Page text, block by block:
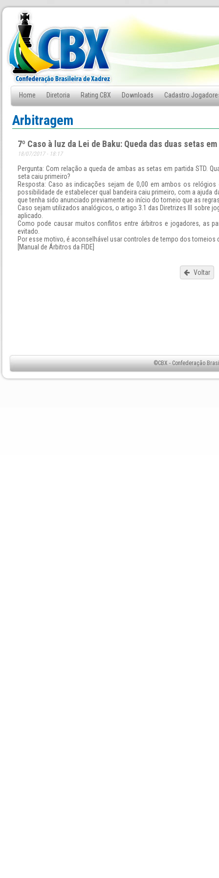
Home Diretoria Rating CBX Downloads Cadastro
Fale Conosco
Arbitragem
7º Caso à luz da Lei de Baku: Queda das duas setas
18/07/2017 - 18:17
Pergunta: Com relação a queda de ambas as setas em partida STD.
seta caiu primeiro?
Resposta: Caso as indicações sejam de 0,00 em ambos os
possibilidade de estabelecer qual bandeira caiu primeiro, com a ajuda
que tenha sido anunciado previamente ao início do torneio que as
Caso sejam utilizados analógicos, o artigo 3.1 das Diretrizes III sobre
aplicado.
Como pode causar muitos conflitos entre árbitros e jogadores, as
evitado.
Por esse motivo, é aconselhável usar controles de tempo dos torneios
[Manual de Árbitros da FIDE]
Voltar
©CBX - Confederação